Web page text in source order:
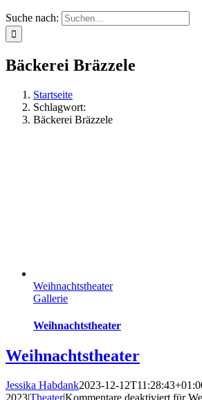
Suche nach:
Bäckerei Bräzzele
Startseite
Schlagwort:
Bäckerei Bräzzele
Weihnachtstheater
Gallerie
Weihnachtstheater
Weihnachtstheater
Jessika Habdank2023-12-